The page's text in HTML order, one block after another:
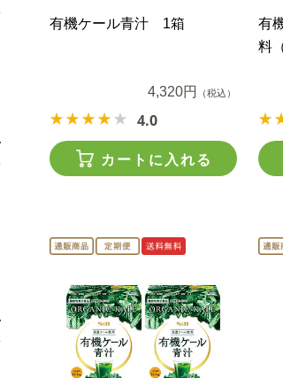
有機ケール青汁 1箱
4,320円 （税込）
4.0
カートに入れる
有
料